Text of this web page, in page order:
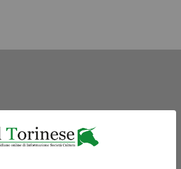
ARTICOLO PRECEDENTE